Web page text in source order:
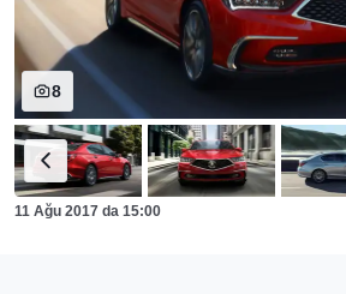
8
11 Ağu 2017 da 15:00